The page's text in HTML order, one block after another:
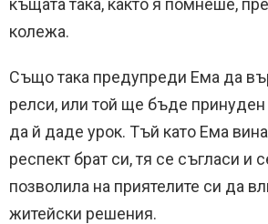
къщата така, както я помнеше,
колежа.
Също така предупреди Ема да
релси, или той ще бъде
да й даде урок. Тъй като Ема
респект брат си, тя се съгласи и
позволила на приятелите си да
житейски решения.